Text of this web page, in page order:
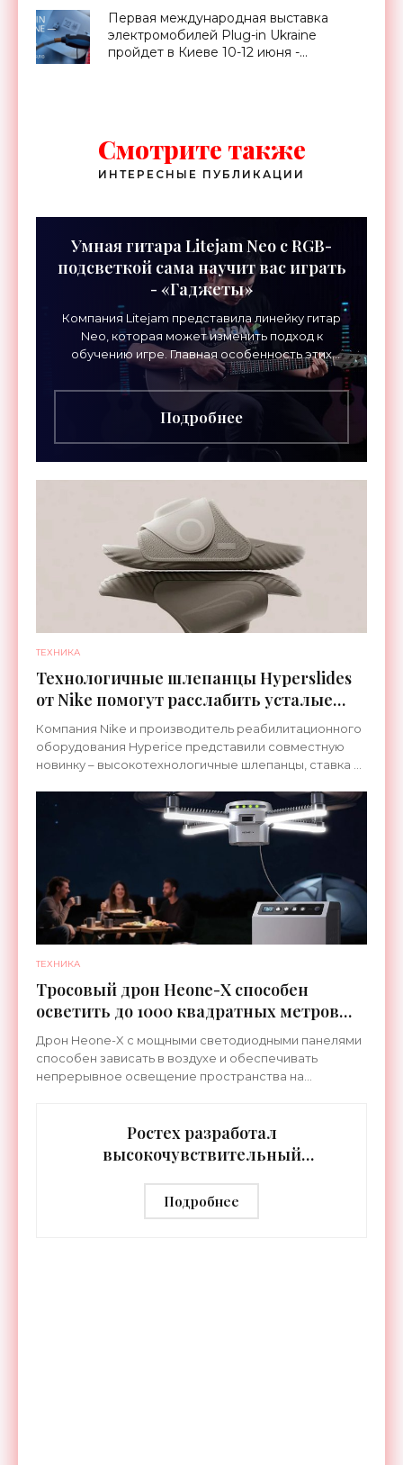
Первая международная выставка
электромобилей Plug-in Ukraine
пройдет в Киеве 10-12 июня -
Смотрите также
ИНТЕРЕСНЫЕ ПУБЛИКАЦИИ
Умная гитара Litejam Neo с RGB-
подсветкой сама научит вас играть
- «Гаджеты»
Компания Litejam представила линейку гитар
Neo, которая может изменить подход к
обучению игре. Главная особенность этих
инструментов – встроенная RGB-подсветка
грифа. Светодиоды
Подробнее
ТЕХНИКА
Технологичные шлепанцы Hyperslides
от Nike помогут расслабить усталые
ноги после тренировки - «Гаджеты»
Компания Nike и производитель реабилитационного
оборудования Hyperice представили совместную
новинку – высокотехнологичные шлепанцы, ставка в
ТЕХНИКА
Тросовый дрон Heone-X способен
осветить до 1000 квадратных метров
земли - «Беспилотники»
Дрон Heone-X с мощными светодиодными панелями
способен зависать в воздухе и обеспечивать
непрерывное освещение пространства на
Ростех разработал
высокочувствительный
дальностью распознавания до 2 км
- «Гаджеты»
Подробнее